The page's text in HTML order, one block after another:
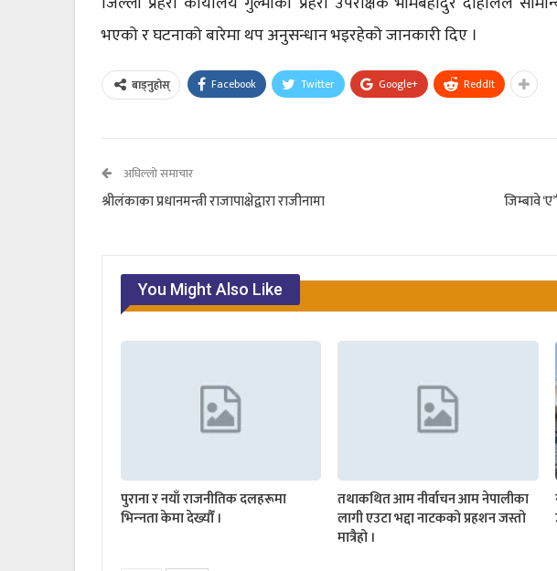
भएको र घटनाको बारेमा थप अनुसन्धान भइरहेको जानकारी दिए ।
बाड्नुहोस् Facebook Twitter Google+ ReddIt
अघिल्लो समाचार
श्रीलंकाका प्रधानमन्त्री राजापाक्षेद्वारा राजीनामा जिम्बावे
You Might Also Like
पुराना र नयाँ राजनीतिक दलहरूमा
भिन्‍नता केमा देख्यौँ ।
तथाकथित आम नीर्वाचन आम नेपालीका
लागी एउटा भद्दा नाटकको प्रहशन जस्तो
मात्रैहो ।